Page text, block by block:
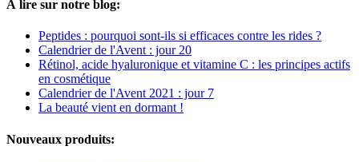
À lire sur notre blog:
Peptides : pourquoi sont-ils si efficaces contre les rides ?
Calendrier de l'Avent : jour 20
Rétinol, acide hyaluronique et vitamine C : les principes actifs
en cosmétique
Calendrier de l'Avent 2021 : jour 7
La beauté vient en dormant !
Nouveaux produits: